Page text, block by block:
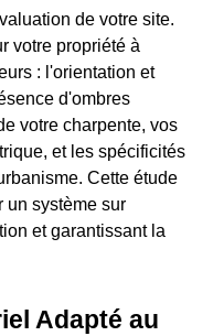
de votre site.
votre propriété à
: l'orientation et
d'ombres
votre charpente, vos
et les spécificités
Cette étude
un système sur
et garantissant la
Adapté au